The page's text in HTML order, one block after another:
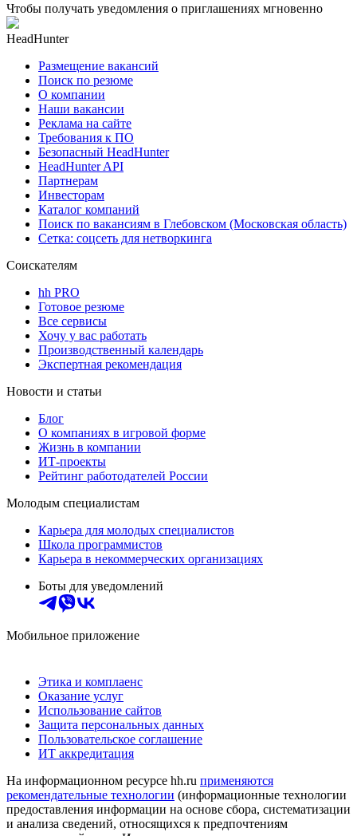
Чтобы получать уведомления о приглашениях мгновенно
HeadHunter
Размещение вакансий
Поиск по резюме
О компании
Наши вакансии
Реклама на сайте
Требования к ПО
Безопасный HeadHunter
HeadHunter API
Партнерам
Инвесторам
Каталог компаний
Поиск по вакансиям в Глебовском (Московская область)
Сетка: соцсеть для нетворкинга
Соискателям
hh PRO
Готовое резюме
Все сервисы
Хочу у вас работать
Производственный календарь
Экспертная рекомендация
Новости и статьи
Блог
О компаниях в игровой форме
Жизнь в компании
ИТ-проекты
Рейтинг работодателей России
Молодым специалистам
Карьера для молодых специалистов
Школа программистов
Карьера в некоммерческих организациях
Боты для уведомлений
Мобильное приложение
Этика и комплаенс
Оказание услуг
Использование сайтов
Защита персональных данных
Пользовательское соглашение
ИТ аккредитация
На информационном ресурсе hh.ru применяются
рекомендательные технологии (информационные технологии
предоставления информации на основе сбора, систематизации
и анализа сведений, относящихся к предпочтениям